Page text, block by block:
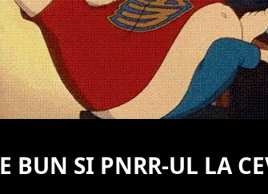
E BUN SI PNRR-UL LA